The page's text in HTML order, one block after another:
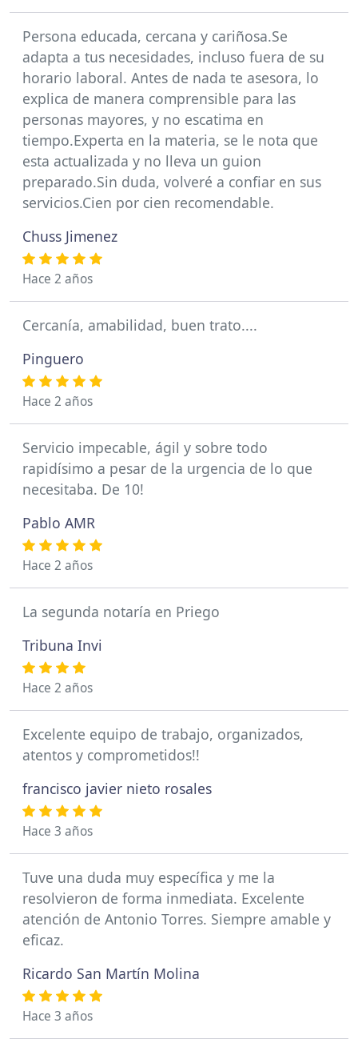
Persona educada, cercana y cariñosa.Se
adapta a tus necesidades, incluso fuera de su
horario laboral. Antes de nada te asesora, lo
explica de manera comprensible para las
personas mayores, y no escatima en
tiempo.Experta en la materia, se le nota que
esta actualizada y no lleva un guion
preparado.Sin duda, volveré a confiar en sus
servicios.Cien por cien recomendable.
Chuss Jimenez
Hace 2 años
Cercanía, amabilidad, buen trato....
Pinguero
Hace 2 años
Servicio impecable, ágil y sobre todo
rapidísimo a pesar de la urgencia de lo que
necesitaba. De 10!
Pablo AMR
Hace 2 años
La segunda notaría en Priego
Tribuna Invi
Hace 2 años
Excelente equipo de trabajo, organizados,
atentos y comprometidos!!
francisco javier nieto rosales
Hace 3 años
Tuve una duda muy específica y me la
resolvieron de forma inmediata. Excelente
atención de Antonio Torres. Siempre amable y
eficaz.
Ricardo San Martín Molina
Hace 3 años